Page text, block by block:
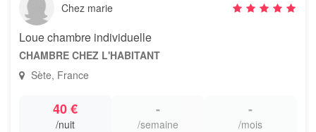
Chez marie
Loue chambre individuelle
CHAMBRE CHEZ L'HABITANT
Sète, France
40 €
/nuit
-
/semaine
-
/mois